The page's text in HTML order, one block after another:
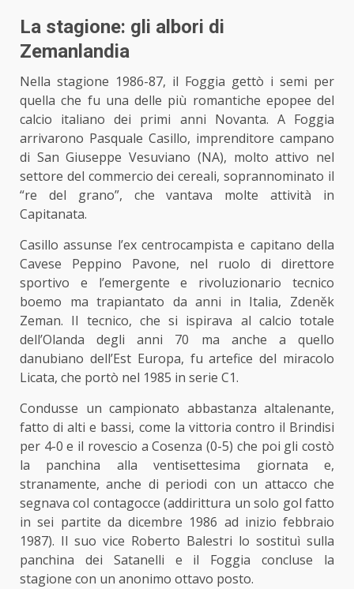
La stagione: gli albori di
Zemanlandia
Nella stagione 1986-87, il Foggia gettò i semi per
quella che fu una delle più romantiche epopee del
calcio italiano dei primi anni Novanta. A Foggia
arrivarono Pasquale Casillo, imprenditore campano
di San Giuseppe Vesuviano (NA), molto attivo nel
settore del commercio dei cereali, soprannominato il
“re del grano”, che vantava molte attività in
Capitanata.
Casillo assunse l’ex centrocampista e capitano della
Cavese Peppino Pavone, nel ruolo di direttore
sportivo e l’emergente e rivoluzionario tecnico
boemo ma trapiantato da anni in Italia, Zdeněk
Zeman. Il tecnico, che si ispirava al calcio totale
dell’Olanda degli anni 70 ma anche a quello
danubiano dell’Est Europa, fu artefice del miracolo
Licata, che portò nel 1985 in serie C1.
Condusse un campionato abbastanza altalenante,
fatto di alti e bassi, come la vittoria contro il Brindisi
per 4-0 e il rovescio a Cosenza (0-5) che poi gli costò
la panchina alla ventisettesima giornata e,
stranamente, anche di periodi con un attacco che
segnava col contagocce (addirittura un solo gol fatto
in sei partite da dicembre 1986 ad inizio febbraio
1987). Il suo vice Roberto Balestri lo sostituì sulla
panchina dei Satanelli e il Foggia concluse la
stagione con un anonimo ottavo posto.